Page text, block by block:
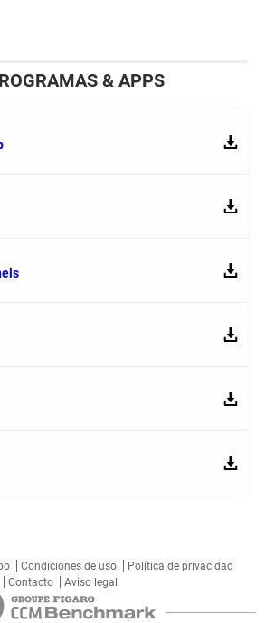
& APPS
Condiciones de uso
Política de privacidad
Contacto
Aviso legal